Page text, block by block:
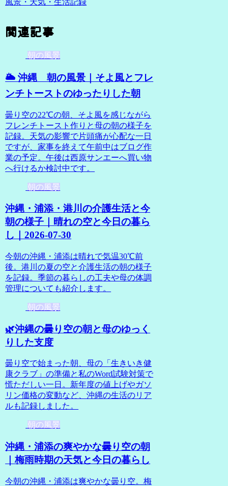
風景・天気・生活記録
関連記事
朝の風景
🌥️ 沖縄 朝の風景｜そよ風とフレ
ンチトーストのゆったりした朝
曇り空の22℃の朝、そよ風を感じながら
フレンチトースト作りと母の朝の様子を
記録。天気の影響で片頭痛が心配な一日
ですが、家事を終えて午前中はブログ作
業の予定。午後は西原サンエーへ買い物
へ行けるか検討中です。
朝の風景
沖縄・浦添・港川の介護生活と今
朝の様子｜晴れの空と今日の暮ら
し｜2026-07-30
今朝の沖縄・浦添は晴れで気温30℃前
後。港川の夏の空と介護生活の朝の様子
を記録。季節の暮らしの工夫や母の体調
管理についても紹介します。
朝の風景
🌿沖縄の曇り空の朝と母のゆっく
りした支度
曇り空で始まった朝、母の「生きいき健
康クラブ」の準備と私のWord試験対策で
慌ただしい一日。新年度の値上げやガソ
リン価格の変動など、沖縄の生活のリア
ルも記録しました。
朝の風景
沖縄・浦添の爽やかな曇り空の朝
｜梅雨時期の天気と今日の暮らし
今朝の沖縄・浦添は爽やかな曇り空。梅